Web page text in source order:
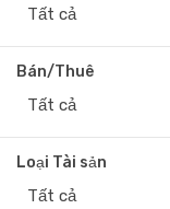
Tất cả
Bán/Thuê
Tất cả
Loại Tài sản
Tất cả